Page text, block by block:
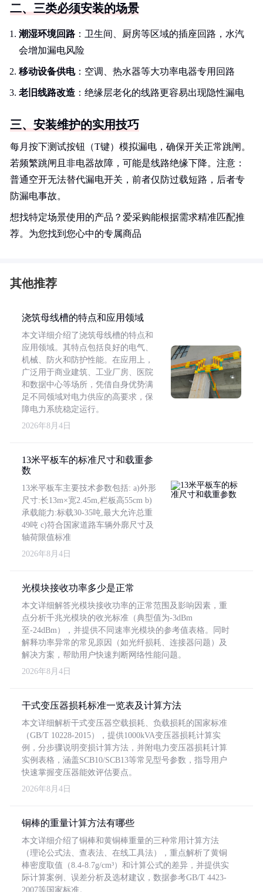
二、三类必须安装的场景
潮湿环境回路 ：卫生间、厨房等区域的插座回路，水汽
会增加漏电风险
移动设备供电：空调、热水器等大功率电器专用回路
老旧线路改造 ：绝缘层老化的线路更容易出现隐性漏电
三、安装维护的实用技巧
每月按下测试按钮（T键）模拟漏电，确保开关正常跳闸。
若频繁跳闸且非电器故障，可能是线路绝缘下降。注意：
普通空开无法替代漏电开关，前者仅防过载短路，后者专
防漏电事故。
想找特定场景使用的产品？爱采购能根据需求精准匹配推
荐。为您找到您心中的专属商品
其他推荐
浇筑母线槽的特点和应用领域
本文详细介绍了浇筑母线槽的特点和
应用领域。其特点包括良好的电气、
机械、防火和防护性能。在应用上，
广泛用于商业建筑、工业厂房、医院
和数据中心等场所，凭借自身优势满
足不同领域对电力供应的高要求，保
障电力系统稳定运行。
2026年8月4日
13米平板车的标准尺寸和载重参
数
13米平板车主要技术参数包括: a)外形
尺寸:长13m×宽2.45m,栏板高55cm b)
承载能力:标载30-35吨,最大允许总重
49吨 c)符合国家道路车辆外廓尺寸及
轴荷限值标准
2026年8月4日
光模块接收功率多少是正常
本文详细解答光模块接收功率的正常范围及影响因素，重
点分析千兆光模块的收光标准（典型值为-3dBm
至-24dBm），并提供不同速率光模块的参考值表格。同时
解释功率异常的常见原因（如光纤损耗、连接器问题）及
解决方案，帮助用户快速判断网络性能问题。
2026年8月4日
干式变压器损耗标准一览表及计算方法
本文详细解析干式变压器空载损耗、负载损耗的国家标准
（GB/T 10228-2015），提供1000kVA变压器损耗计算实
例，分步骤说明变损计算方法，并附电力变压器损耗计算
实例表格，涵盖SCB10/SCB13等常见型号参数，指导用户
快速掌握变压器能效评估要点。
2026年8月4日
铜棒的重量计算方法有哪些
本文详细介绍了铜棒和黄铜棒重量的三种常用计算方法
（理论公式法、查表法、在线工具法），重点解析了黄铜
棒密度取值（8.4-8.7g/cm³）和计算公式的差异，并提供实
际计算案例、误差分析及选材建议，数据参考GB/T 4423-
2007等国家标准。